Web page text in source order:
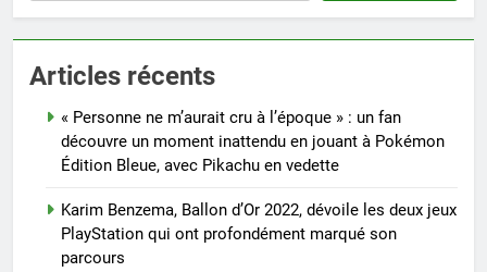
Articles récents
« Personne ne m’aurait cru à l’époque » : un fan
découvre un moment inattendu en jouant à Pokémon
Édition Bleue, avec Pikachu en vedette
Karim Benzema, Ballon d’Or 2022, dévoile les deux jeux
PlayStation qui ont profondément marqué son
parcours